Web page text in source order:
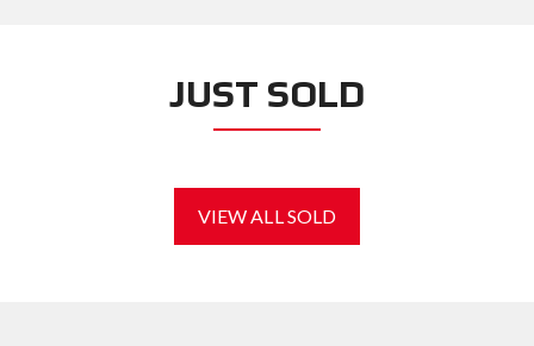
JUST SOLD
VIEW ALL SOLD